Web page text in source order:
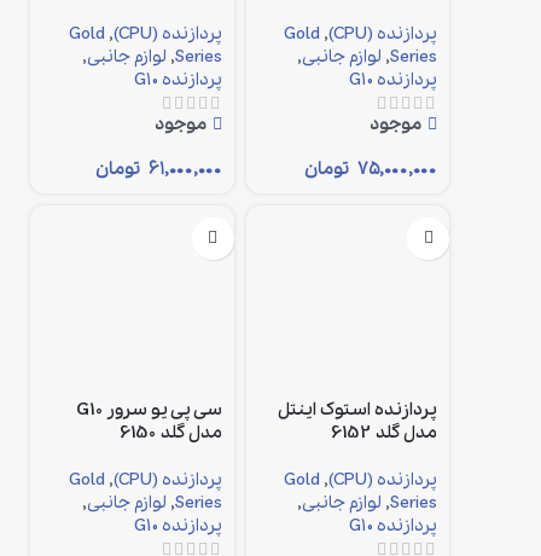
پردازنده (CPU)
,
Gold
Series
, لوازم جانبی,
پردازنده G10
موجود
۷۵,۰۰۰,۰۰۰ تومان
پردازنده (CPU)
,
Gold
Series
, لوازم جانبی,
پردازنده G10
موجود
۶۱,۰۰۰,۰۰۰ تومان
پردازنده استوک اینتل
مدل گلد 6152
پردازنده (CPU)
,
Gold
Series
, لوازم جانبی,
پردازنده G10
سی پی یو سرور G10
مدل گلد 6150
پردازنده (CPU)
,
Gold
Series
, لوازم جانبی,
پردازنده G10